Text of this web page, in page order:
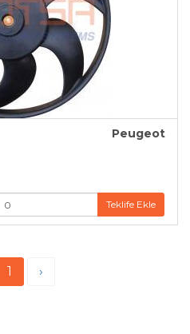
Peugeot
Teklife Ekle
1 ›